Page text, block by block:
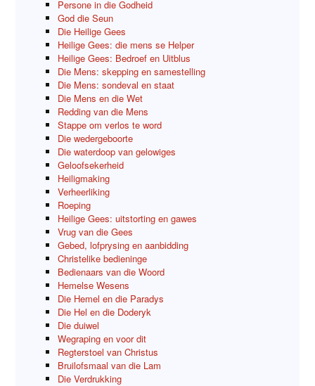
Persone in die Godheid
God die Seun
Die Heilige Gees
Heilige Gees: die mens se Helper
Heilige Gees: Bedroef en Uitblus
Die Mens: skepping en samestelling
Die Mens: sondeval en staat
Die Mens en die Wet
Redding van die Mens
Stappe om verlos te word
Die wedergeboorte
Die waterdoop van gelowiges
Geloofsekerheid
Heiligmaking
Verheerliking
Roeping
Heilige Gees: uitstorting en gawes
Vrug van die Gees
Gebed, lofprysing en aanbidding
Christelike bedieninge
Bedienaars van die Woord
Hemelse Wesens
Die Hemel en die Paradys
Die Hel en die Doderyk
Die duiwel
Wegraping en voor dit
Regterstoel van Christus
Bruilofsmaal van die Lam
Die Verdrukking